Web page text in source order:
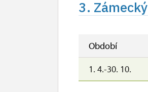
3.
Období
1. 4.-30. 10.